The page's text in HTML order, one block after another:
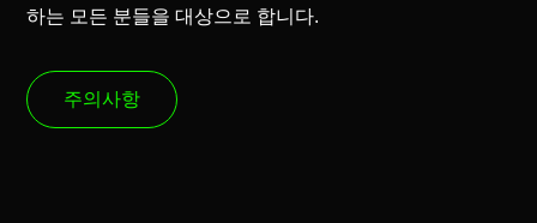
하는 모든 분들을 대상으로 합니다.
주의사항